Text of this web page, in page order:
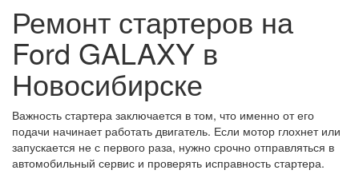
Ремонт стартеров на
Ford GALAXY в
Новосибирске
Важность стартера заключается в том, что именно от его
подачи начинает работать двигатель. Если мотор глохнет или
запускается не с первого раза, нужно срочно отправляться в
автомобильный сервис и проверять исправность стартера.